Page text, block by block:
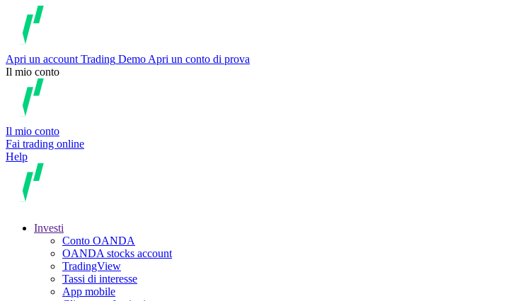
Apri un account Trading Demo Apri un conto di prova
Il mio conto
Il mio conto
Fai trading online
Help
Investi
Conto OANDA
OANDA stocks account
TradingView
Tassi di interesse
App mobile